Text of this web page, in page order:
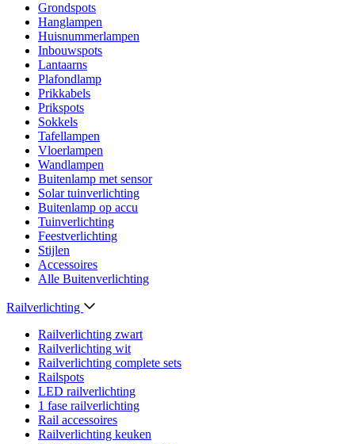
Grondspots
Hanglampen
Huisnummerlampen
Inbouwspots
Lantaarns
Plafondlamp
Prikkabels
Prikspots
Sokkels
Tafellampen
Vloerlampen
Wandlampen
Buitenlamp met sensor
Solar tuinverlichting
Buitenlamp op accu
Tuinverlichting
Feestverlichting
Stijlen
Accessoires
Alle Buitenverlichting
Railverlichting
Railverlichting zwart
Railverlichting wit
Railverlichting complete sets
Railspots
LED railverlichting
1 fase railverlichting
Rail accessoires
Railverlichting keuken